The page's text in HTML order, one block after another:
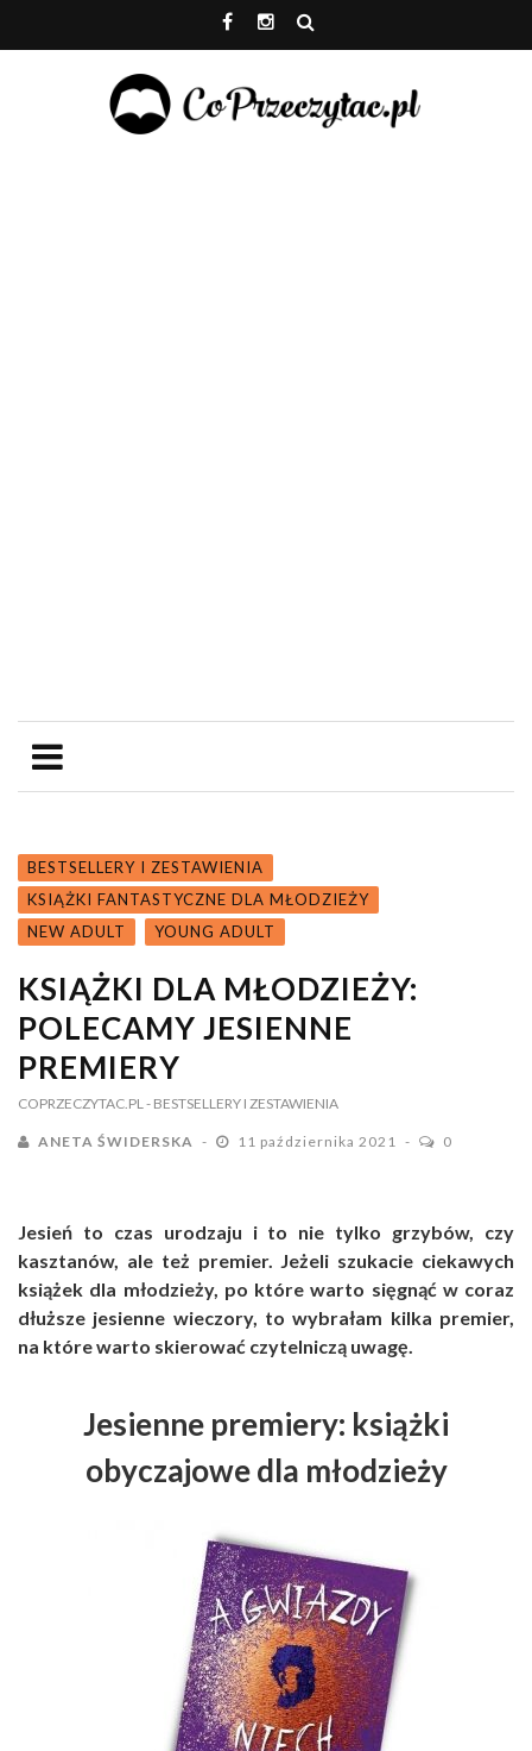
BESTSELLERY I ZESTAWIENIA
KSIĄŻKI FANTASTYCZNE DLA MŁODZIEŻY
NEW ADULT
YOUNG ADULT
KSIĄŻKI DLA MŁODZIEŻY:
POLECAMY JESIENNE
PREMIERY
COPRZECZYTAC.PL - BESTSELLERY I ZESTAWIENIA
ANETA ŚWIDERSKA 11 października 2021 0
Jesień to czas urodzaju i to nie tylko grzybów, czy
kasztanów, ale też premier. Jeżeli szukacie ciekawych
książek dla młodzieży, po które warto sięgnąć w coraz
dłuższe jesienne wieczory, to wybrałam kilka premier,
na które warto skierować czytelniczą uwagę.
Jesienne premiery: książki
obyczajowe dla młodzieży